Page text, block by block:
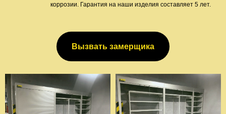
коррозии. Гарантия на наши изделия составляет 5 лет.
Вызвать замерщика